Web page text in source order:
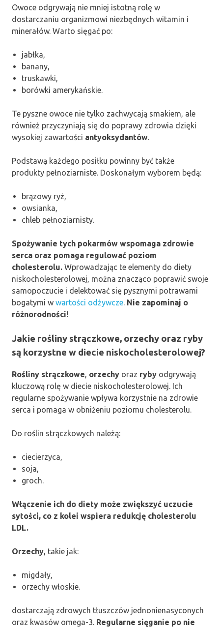
Owoce odgrywają nie mniej istotną rolę w
dostarczaniu organizmowi niezbędnych witamin i
minerałów. Warto sięgać po:
jabłka,
banany,
truskawki,
borówki amerykańskie.
Te pyszne owoce nie tylko zachwycają smakiem, ale
również przyczyniają się do poprawy zdrowia dzięki
wysokiej zawartości antyoksydantów
Podstawą każdego posiłku powinny być także
produkty pełnoziarniste. Doskonałym wyborem będą:
brązowy ryż,
owsianka,
chleb pełnoziarnisty.
Spożywanie tych pokarmów wspomaga zdrowie
serca oraz pomaga regulować poziom
cholesterolu. Wprowadzając te elementy do diety
niskocholesterolowej, można znacząco poprawić swoje
samopoczucie i delektować się pysznymi potrawami
bogatymi w wartości odżywcze Nie zapominaj o
różnorodności!
Jakie rośliny strączkowe, orzechy oraz ryby
są korzystne w diecie niskocholesterolowej?
Rośliny strączkowe, orzechy oraz ryby odgrywają
kluczową rolę w diecie niskocholesterolowej. Ich
regularne spożywanie wpływa korzystnie na zdrowie
serca i pomaga w obniżeniu poziomu cholesterolu.
Do roślin strączkowych należą:
ciecierzyca,
soja,
groch.
Włączenie ich do diety może zwiększyć uczucie
sytości, co z kolei wspiera redukcję cholesterolu
LDL.
Orzechy, takie jak:
migdały,
orzechy włoskie.
dostarczają zdrowych tłuszczów jednonienasyconych
oraz kwasów omega-3. Regularne sięganie po nie